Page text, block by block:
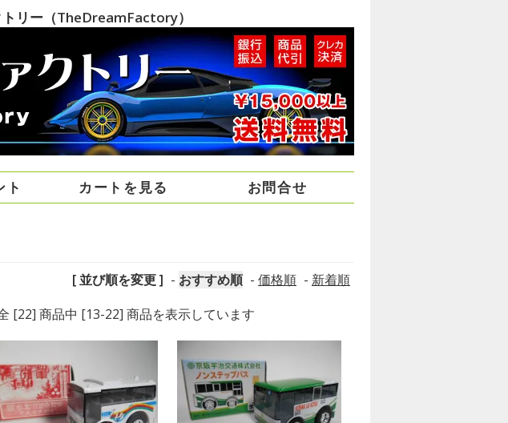
リー（TheDreamFactory）
ト カートを見る お問合せ
[ 並び順を変更 ] - おすすめ順 - 価格順 - 新着順
[22] 商品中 [13-22] 商品を表示しています